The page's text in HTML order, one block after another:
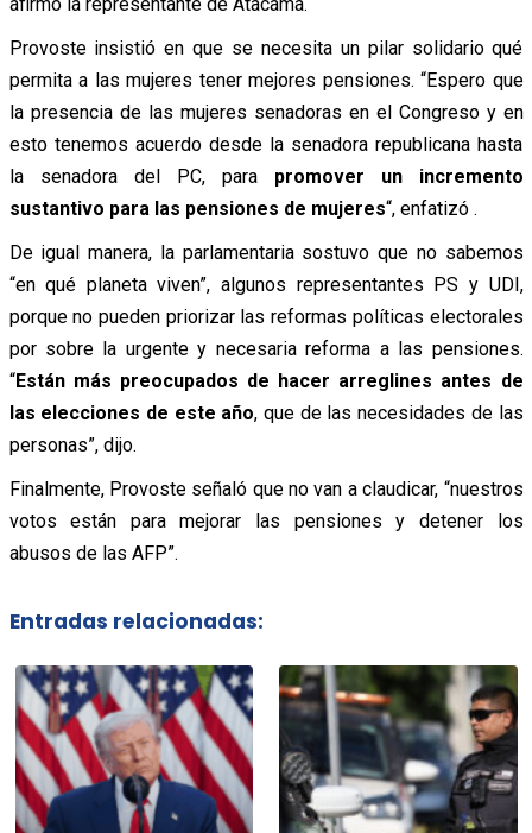
Provoste insistió en que se necesita un pilar solidario qué
permita a las mujeres tener mejores pensiones. “Espero que
la presencia de las mujeres senadoras en el Congreso y en
esto tenemos acuerdo desde la senadora republicana hasta
la senadora del PC, para promover un incremento
sustantivo para las pensiones de mujeres“, enfatizó .
De igual manera, la parlamentaria sostuvo que no sabemos
“en qué planeta viven”, algunos representantes PS y UDI,
porque no pueden priorizar las reformas políticas electorales
por sobre la urgente y necesaria reforma a las pensiones.
“Están más preocupados de hacer arreglines antes de
las elecciones de este año, que de las necesidades de las
personas”, dijo.
Finalmente, Provoste señaló que no van a claudicar, “nuestros
votos están para mejorar las pensiones y detener los
abusos de las AFP”.
Entradas relacionadas: